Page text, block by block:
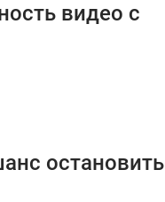
видео с
остановить